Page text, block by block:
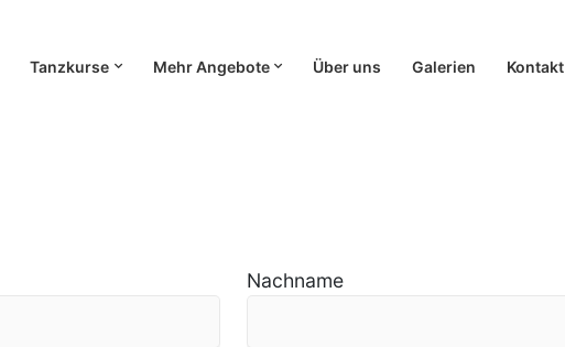
Tanzkurse Mehr Angebote Über uns Galerien Kontakt
Nachname